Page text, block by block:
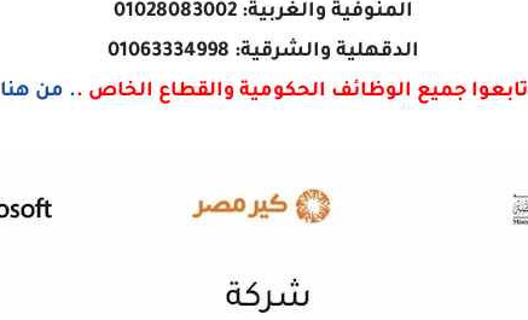
المنوفية والغربية: 01028083002
الدقهلية والشرقية: 01063334998
تابعوا جميع الوظائف الحكومية والقطاع الخاص .. من هنا